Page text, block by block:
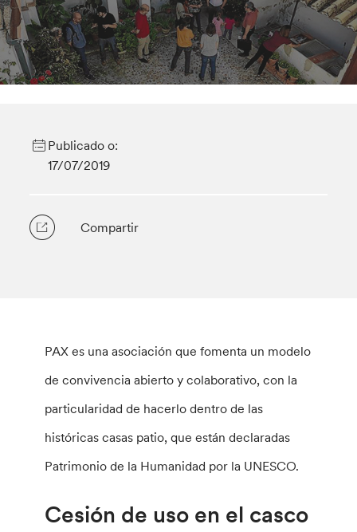
Publicado o:
17/07/2019
Compartir
PAX es una asociación que fomenta un modelo
de convivencia abierto y colaborativo, con la
particularidad de hacerlo dentro de las
históricas casas patio, que están declaradas
Patrimonio de la Humanidad por la UNESCO.
Cesión de uso en el casco